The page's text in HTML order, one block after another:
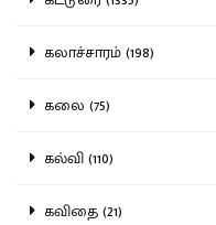
கலாச்சாரம் (198)
கலை (75)
கல்வி (110)
கவிதை (21)